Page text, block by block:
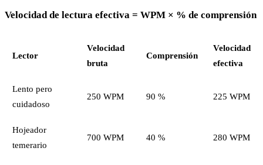
Velocidad de lectura efectiva = WPM × % de comprensión
Lector
Velocidad
bruta
Comprensión
Velocidad
efectiva
Lento pero
cuidadoso
250 WPM 90 % 225 WPM
Hojeador
temerario
700 WPM 40 % 280 WPM